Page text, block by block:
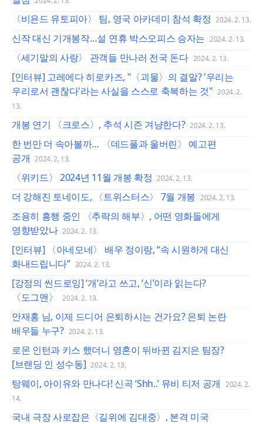
〈비욘드 유토피아〉 팀, 영국 아카데미 참석 확정 2024. 2. 13.
신작 대신 기개봉작…설 연휴 박스오피스 승자는 2024. 2. 13.
〈세기말의 사랑〉 관객들 만나러 전국 돈다 2024. 2. 13.
[인터뷰] 고레에다 히로카즈, "〈괴물〉의 결말? '우리는
우리로서 괜찮다'라는 사실을 스스로 축복하는 것" 2024. 2.
13.
개봉 연기 〈크로스〉, 추석 시즌 겨냥한다? 2024. 2. 13.
한 번만 더 속아볼까… 〈데드풀과 울버린〉 예고편
공개 2024. 2. 13.
〈위키드〉 2024년 11월 개봉 확정 2024. 2. 13.
더 강해진 토네이도, 〈트위스터스〉 7월 개봉 2024. 2. 13.
조용히 흥행 중인 〈추락의 해부〉, 어떤 영화들에게
영향받았나 2024. 2. 13.
[인터뷰] 〈아네모네〉 배우 정이랑, “속 시원하게 대신
화내드립니다” 2024. 2. 13.
[강정의 씬드로잉] ‘개’라고 쓰고, ‘신’이라 읽는다?
〈도그맨〉
2024. 2. 13.
안재홍 님, 이제 드디어 은퇴하시는 건가요? 은퇴 논란
배우들 누구? 2024. 2. 13.
로몬 인턴과 키스 했더니 영혼이 뒤바뀐 김지은 팀장?
[브랜딩 인 성수동] 2024. 2. 13.
탕웨이, 아이유와 만나다! 신곡 ‘Shh..’ 뮤비 티저 공개 2024. 2.
14.
국내 극장 사로잡은〈길위에 김대중〉, 본격 미국